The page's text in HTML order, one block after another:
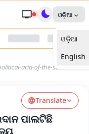
ଓଡ଼ିଆ
ଓଡ଼ିଆ
English
aria-of-the-state-
Translate
ପାଲଟିଛି